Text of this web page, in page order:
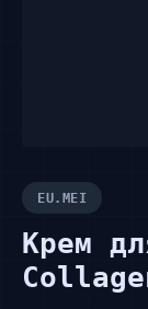
EU.MEI
Крем